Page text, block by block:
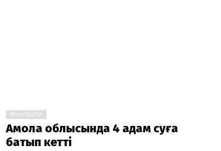
ЖАҢАЛЫҚТАР
Ақмола облысында 4 адам суға
батып кетті